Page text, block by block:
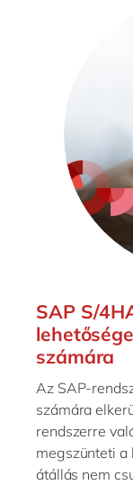
SAP S/
számára
Az SAP-
számára
rendszerre
megszünteti a
átállás nem